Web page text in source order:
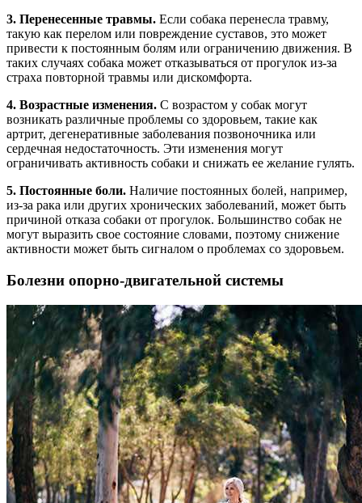
3. Перенесенные травмы. Если собака перенесла травму,
такую как перелом или повреждение суставов, это может
привести к постоянным болям или ограничению движения. В
таких случаях собака может отказываться от прогулок из-за
страха повторной травмы или дискомфорта.
4. Возрастные изменения. С возрастом у собак могут
возникать различные проблемы со здоровьем, такие как
артрит, дегенеративные заболевания позвоночника или
сердечная недостаточность. Эти изменения могут
ограничивать активность собаки и снижать ее желание гулять.
5. Постоянные боли. Наличие постоянных болей, например,
из-за рака или других хронических заболеваний, может быть
причиной отказа собаки от прогулок. Большинство собак не
могут выразить свое состояние словами, поэтому снижение
активности может быть сигналом о проблемах со здоровьем.
Болезни опорно-двигательной системы